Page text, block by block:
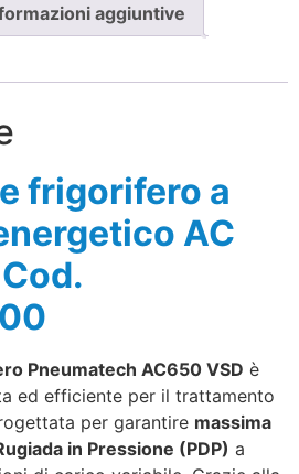
aggiuntive
frigorifero a
AC
Pneumatech AC650 VSD è
ed efficiente per il trattamento
per garantire massima
in Pressione (PDP) a